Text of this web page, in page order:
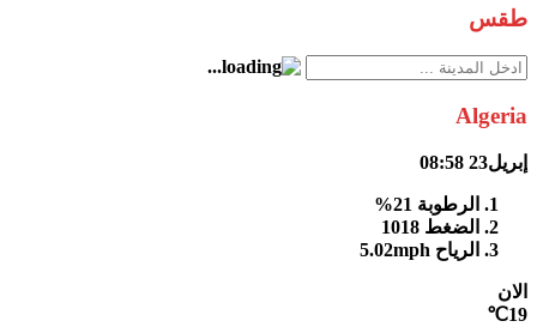
طقس
Algeria
إبريل23 08:58
الرطوبة 21%
الضغط 1018
الرياح 5.02mph
الان
19℃